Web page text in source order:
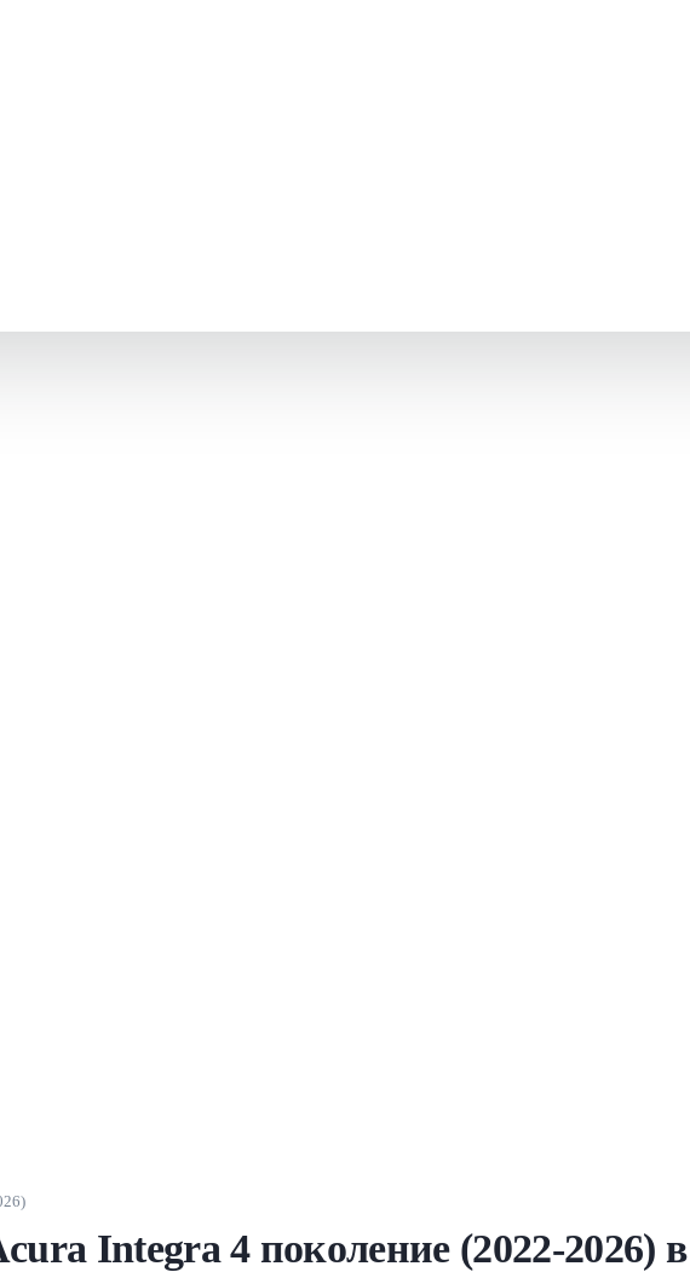
Integra 4 поколение (2022-2026)